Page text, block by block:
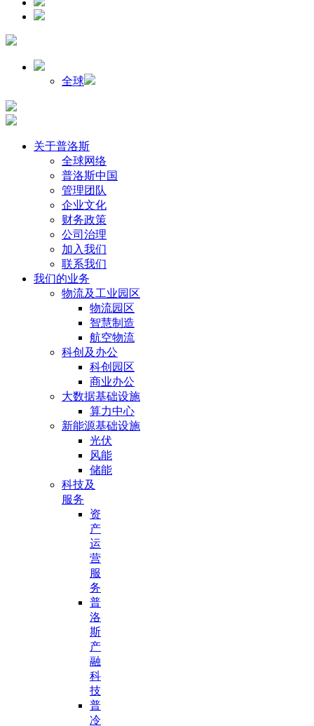
全球
关于普洛斯
全球网络
普洛斯中国
管理团队
企业文化
财务政策
公司治理
加入我们
联系我们
我们的业务
物流及工业园区
物流园区
智慧制造
航空物流
科创及办公
科创园区
商业办公
大数据基础设施
算力中心
新能源基础设施
光伏
风能
储能
科技及
服务
资
产
运
营
服
务
普
洛
斯
产
融
科
技
普
冷